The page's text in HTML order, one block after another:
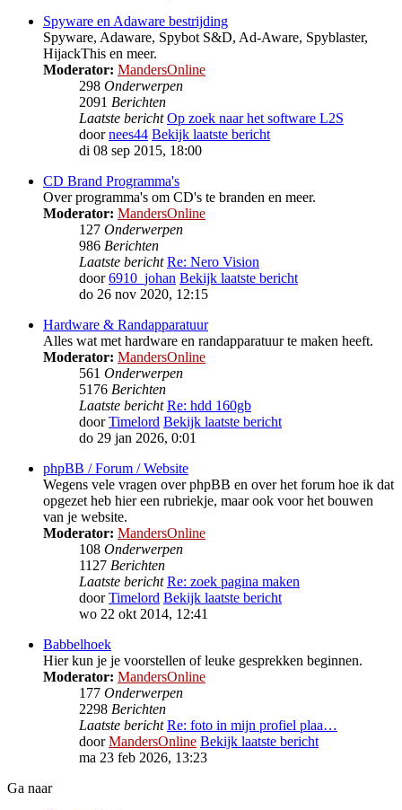
Spyware en Adaware bestrijding
Spyware, Adaware, Spybot S&D, Ad-Aware, Spyblaster,
HijackThis en meer.
Moderator: MandersOnline
298 Onderwerpen
2091 Berichten
Laatste bericht Op zoek naar het software L2S
doornees44 Bekijk laatste bericht
di 08 sep 2015, 18:00
CD Brand Programma's
Over programma's om CD's te branden en meer.
Moderator: MandersOnline
127 Onderwerpen
986 Berichten
Laatste bericht Re: Nero Vision
door6910_johan Bekijk laatste bericht
do 26 nov 2020, 12:15
Hardware & Randapparatuur
Alles wat met hardware en randapparatuur te maken heeft.
Moderator: MandersOnline
561 Onderwerpen
5176 Berichten
Laatste bericht Re: hdd 160gb
doorTimelord Bekijk laatste bericht
do 29 jan 2026, 0:01
phpBB / Forum / Website
Wegens vele vragen over phpBB en over het forum hoe ik dat
opgezet heb hier een rubriekje, maar ook voor het bouwen
van je website.
Moderator: MandersOnline
108 Onderwerpen
1127 Berichten
Laatste bericht Re: zoek pagina maken
doorTimelord Bekijk laatste bericht
wo 22 okt 2014, 12:41
Babbelhoek
Hier kun je je voorstellen of leuke gesprekken beginnen.
Moderator: MandersOnline
177 Onderwerpen
2298 Berichten
Laatste bericht Re: foto in mijn profiel plaa…
doorMandersOnline Bekijk laatste bericht
ma 23 feb 2026, 13:23
Ga naar